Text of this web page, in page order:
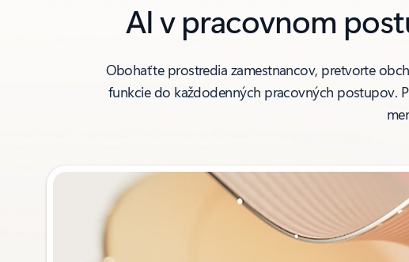
AI v pracovnom
Obohaťte prostredia zamestnancov, pretvorte
funkcie do každodenných pracovných postupov.
Zobrazuje sa 1 – 2 z 7 snímok